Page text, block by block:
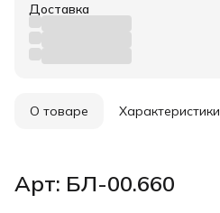
Доставка
О товаре Характеристики
Арт: БЛ-00.660